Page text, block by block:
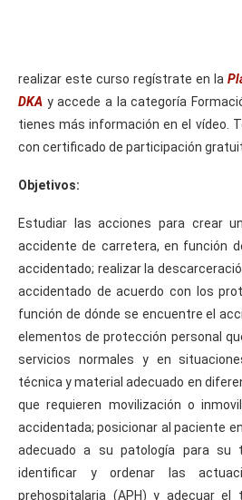
realizar este curso regístrate en la
DKA y accede a la categoría
tienes más información en el vídeo.
con certificado de participación
Objetivos:
Estudiar las acciones para crear
accidente de carretera, en función
accidentado; realizar la
accidentado de acuerdo con los
función de dónde se encuentre el
elementos de protección personal
servicios normales y en
técnica y material adecuado en
que requieren movilización o
accidentada; posicionar al paciente
adecuado a su patología para su
identificar y ordenar las
prehospitalaria (APH) y adecuar